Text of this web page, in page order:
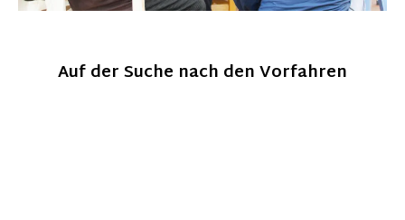
Auf der Suche nach den Vorfahren